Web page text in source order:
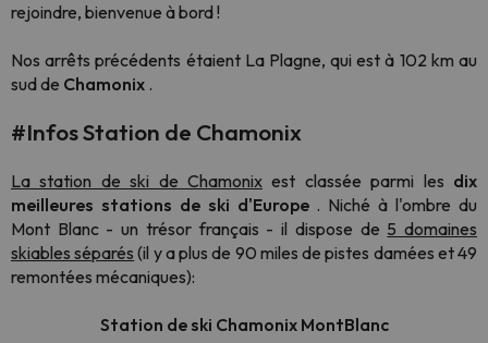
rejoindre, bienvenue à bord !
Nos arrêts précédents étaient La Plagne, qui est à 102 km au
sud de Chamonix .
#Infos Station de Chamonix
La station de ski de Chamonix est classée parmi les dix
meilleures stations de ski d'Europe. Niché à l'ombre du
Mont Blanc - un trésor français - il dispose de 5 domaines
skiables séparés (il y a plus de 90 miles de pistes damées et 49
remontées mécaniques):
Station de ski Chamonix MontBlanc